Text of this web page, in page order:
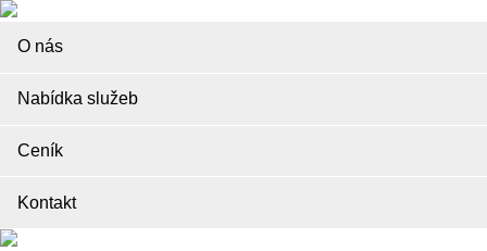
O nás
Nabídka služeb
Ceník
Kontakt